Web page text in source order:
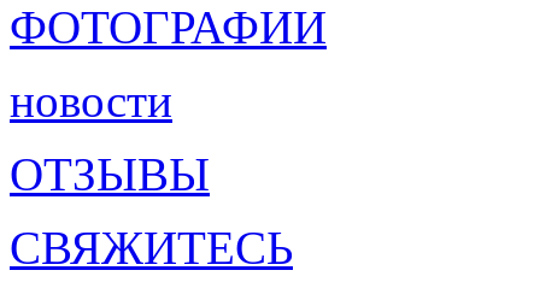
ФОТОГРАФИИ
новости
ОТЗЫВЫ
СВЯЖИТЕСЬ